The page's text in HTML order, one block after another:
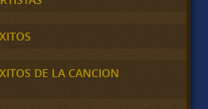
DE LA CANCION